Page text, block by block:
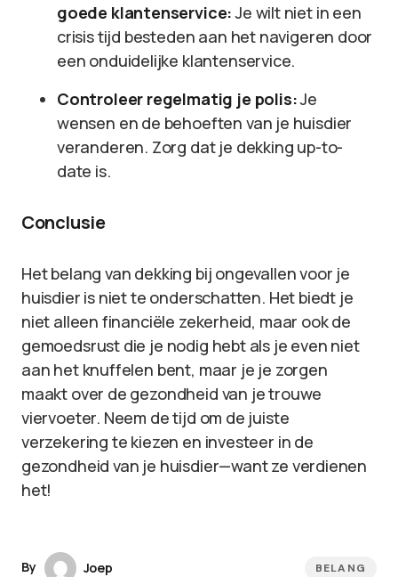
goede klantenservice:Je wilt niet in een
crisis tijd besteden aan het navigeren door
een onduidelijke klantenservice.
Controleer regelmatig je polis:Je
wensen en de behoeften van je huisdier
veranderen. Zorg dat je dekking up-to-
date is.
Conclusie
Het belang van dekking bij ongevallen voor je
huisdier is niet te onderschatten. Het biedt je
niet alleen financiële zekerheid, maar ook de
gemoedsrust die je nodig hebt als je even niet
aan het knuffelen bent, maar je je zorgen
maakt over de gezondheid van je trouwe
viervoeter. Neem de tijd om de juiste
verzekering te kiezen en investeer in de
gezondheid van je huisdier—want ze verdienen
het!
By
Joep
BELANG